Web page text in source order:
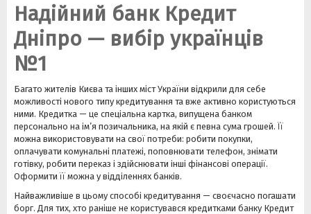
Надійний банк Кредит
Дніпро — вибір українців
№1
Багато жителів Києва та інших міст України відкрили для себе
можливості нового типу кредитування та вже активно користуються
ними. Кредитка — це спеціальна картка, випущена банком
персонально на ім’я позичальника, на якій є певна сума грошей. Її
можна використовувати на свої потреби: робити покупки,
оплачувати комунальні платежі, поповнювати телефон, знімати
готівку, робити переказ і здійснювати інші фінансові операції.
Оформити її можна у відділеннях банків.
Найважливіше в цьому способі кредитування — своєчасно погашати
борг. Для тих, хто раніше не користувався кредитками банку Кредит